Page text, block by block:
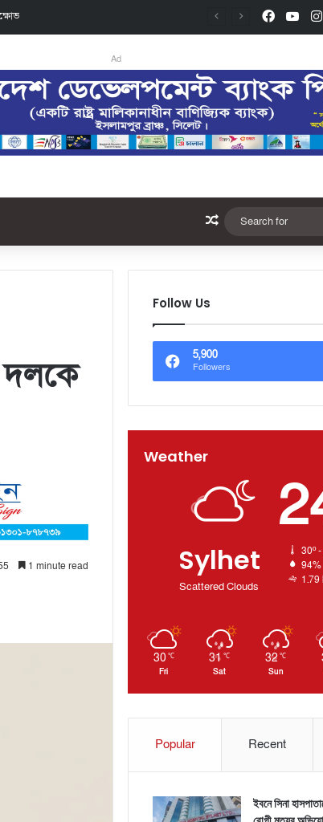
Ad
দলকে
1 minute read
Follow Us
5,900
Followers
Weather
Sylhet
Scattered Clouds
30º
94%
1.79
30 ℃
Fri
31 ℃
Sat
32℃
Sun
Popular Recent
ইবনে সিনা